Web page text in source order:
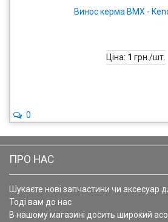
Винос керма BMX -
Ціна: 1 грн./шт.
0
ПРО НАС
Шукаєте нові запчастини чи аксесуар
Тоді вам до нас
В нашому магазині досить широкий